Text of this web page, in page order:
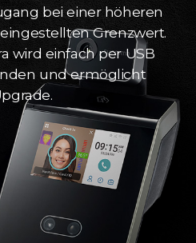
bei einer höheren
Grenzwert.
wird einfach per USB
und ermöglicht